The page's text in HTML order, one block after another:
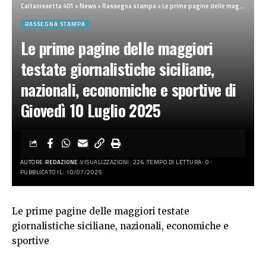
Caltanissetta 401 >News>Rassegna stampa>Le prime pagine delle maggiori testate giornalistiche siciliane, nazionali, economiche e sportive di Giovedì 10 Luglio 2025
RASSEGNA STAMPA
Le prime pagine delle maggiori
testate giornalistiche siciliane,
nazionali, economiche e sportive di
Giovedì 10 Luglio 2025
AUTORE:REDAZIONE VISUALIZZAZIONI: 226 TEMPO DI LETTURA: 0
PUBBLICATO IL: 10/07/2025
Le prime pagine delle maggiori testate
giornalistiche siciliane, nazionali, economiche e
sportive